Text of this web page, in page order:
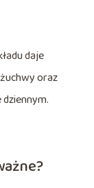
daje
oraz